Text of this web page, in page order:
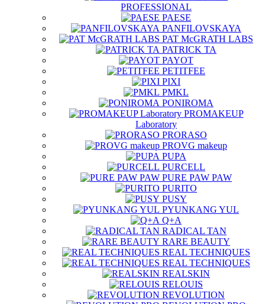
PROFESSIONAL
PAESE
PANFILOVSKAYA
PAT McGRATH LABS
PATRICK TA
PAYOT
PETITFEE
PIXI
PMKL
PONIROMA
PROMAKEUP
Laboratory
PRORASO
PROVG makeup
PUPA
PURCELL
PURE PAW PAW
PURITO
PUSY
PYUNKANG YUL
Q+A
RADICAL TAN
RARE BEAUTY
REAL TECHNIQUES
REAL TECHNIQUES
REALSKIN
RELOUIS
REVOLUTION